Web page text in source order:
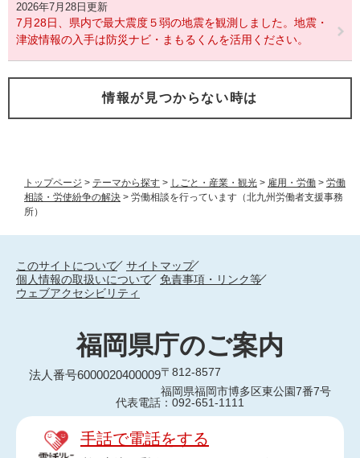
トップページ > テーマから探す > しごと・産業・観光 > 雇用・労働 > 労働
相談・労使紛争の解決 > 労働相談を行っています（北九州労働者支援事務
所）
2026年7月28日更新
7月28日、県内で最大震度５弱の地震を観測しました。地震・
津波情報の入手は防災ナビ・まもるくんを活用ください。
情報が見つからない時は
このサイトについて
サイトマップ
個人情報の取扱いについて
免責事項・リンク等
ウェブアクセシビリティ
福岡県庁のご案内
法人番号6000020400009〒812-8577
福岡県福岡市博多区東公園7番7号
代表電話：092-651-1111
手話で電話をする